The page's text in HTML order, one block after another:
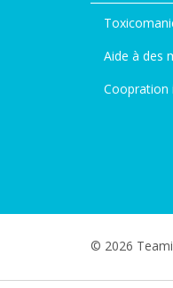
Aide à des
Coopration
© 2026